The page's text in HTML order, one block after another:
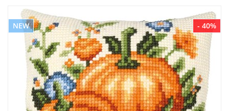
- 40%
NEW